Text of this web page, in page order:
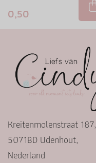
0,50
Kreitenmolenstraat 187,
5071BD Udenhout,
Nederland